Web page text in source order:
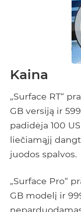
Kaina
„Surface RT“
GB versiją ir
padidėja 100
liečiamąjį
juodos spalvos.
„Surface Pro“
GB modelį ir